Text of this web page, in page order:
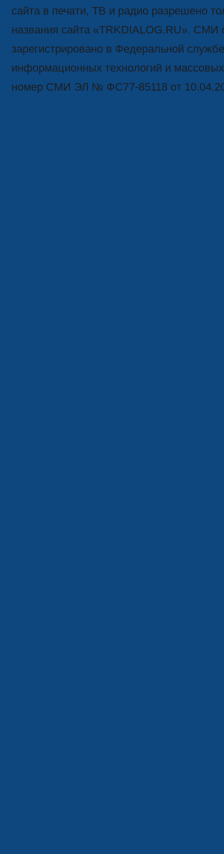
сайта в печати, ТВ и радио разрешено
названия сайта «TRKDIALOG.RU». СМИ
зарегистрировано в Федеральной
информационных технологий и
номер СМИ ЭЛ № ФС77-85118 от